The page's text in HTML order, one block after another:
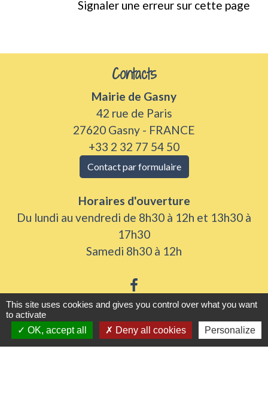
Signaler une erreur sur cette page
Contacts
Mairie de Gasny
42 rue de Paris
27620 Gasny - FRANCE
+33 2 32 77 54 50
Contact par formulaire
Horaires d'ouverture
Du lundi au vendredi de 8h30 à 12h et 13h30 à
17h30
Samedi 8h30 à 12h
Liens utiles
This site uses cookies and gives you control over what you want
to activate
OK, accept all
Deny all cookies Personalize